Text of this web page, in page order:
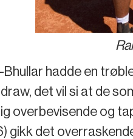
Bhullar hadde en
det vil si at de
overbevisende og
gikk det